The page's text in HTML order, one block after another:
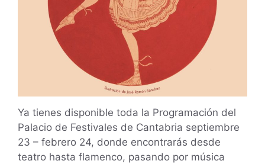
Ya tienes disponible toda la Programación del
Palacio de Festivales de Cantabria septiembre
23 – febrero 24, donde encontrarás desde
teatro hasta flamenco, pasando por música